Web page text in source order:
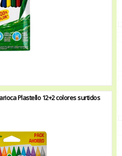
Plastello 12+2 colores surtidos